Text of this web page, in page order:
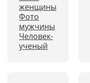
женщины
Фото
мужчины
Человек-
ученый